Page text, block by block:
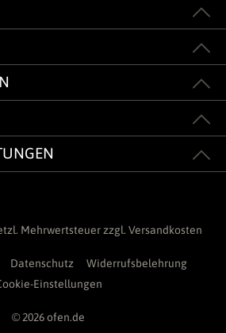
Mehrwertsteuer zzgl. Versandkosten
Datenschutz
Widerrufsbelehrung
Einstellungen
© 2026 ofen.de